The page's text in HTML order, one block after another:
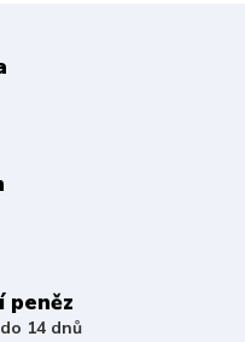
peněz
14 dnů